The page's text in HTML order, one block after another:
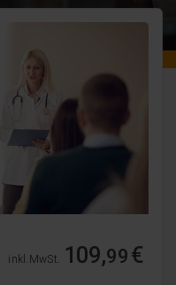
inkl. MwSt. 109,99€